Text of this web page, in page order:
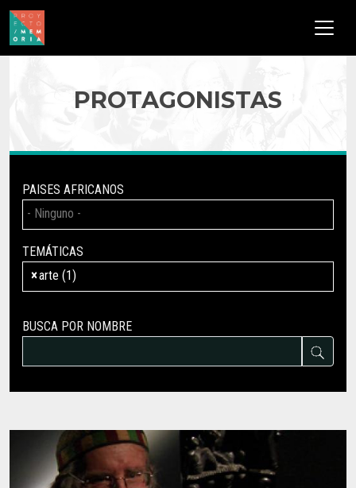
Pasar al contenido principal
PROTAGONISTAS
PAISES AFRICANOS
TEMÁTICAS
×arte (1)
BUSCA POR NOMBRE